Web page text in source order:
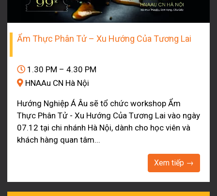
Ẩm Thực Phân Tử – Xu Hướng Của Tương Lai
1.30 PM – 4.30 PM
HNAAu CN Hà Nội
Hướng Nghiệp Á Âu sẽ tổ chức workshop Ẩm
Thực Phân Tử - Xu Hướng Của Tương Lai vào ngày
07.12 tại chi nhánh Hà Nội, dành cho học viên và
khách hàng quan tâm...
Xem tiếp →